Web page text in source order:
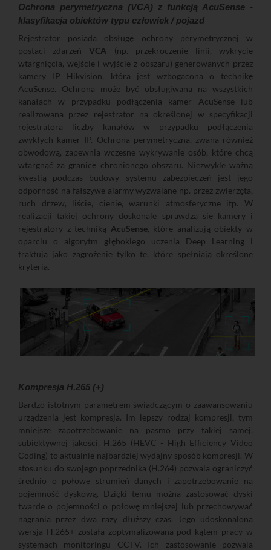
Ochrona perymetryczna (VCA) z funkcją AcuSense -
klasyfikacja obiektów typu człowiek / pojazd
Rejestrator posiada obsługę ochrony perymetrycznej w
postaci zdarzeńVCA (np. przekroczenie linii, wykrycie
wtargnięcia, wejście i wyjście z obszaru) generowanych przez
kamery IP Hikvision, która jest wzbogacona o technikę
AcuSense. Ochrona może być obsługiwana na wszystkich
kanałach w przypadku podłączenia kamer AcuSense lub
realizowana przez rejestrator na określonej w specyfikacji
rejestratora liczby kanałów w przypadku podłączenia
zwykłych kamer IP. Ochrona perymetryczna, zwana również
obwodową, zapewnia wczesne wykrywanie osób, które chcą
wtargnąć za granicę chronionego obszaru. Niezwykle ważną
kwestią podczas budowy systemu zabezpieczeń jest jego
odporność na fałszywe alarmy wyzwalane np. przez zwierzęta,
ruch drzew, liście, cienie, warunki atmosferyczne itp. W
realizacji takiej ochrony doskonale sprawdzą się kamery i
rejestratory z techniką AcuSense, które analizują obiekty w
oparciu o algorytm głębokiego uczenia Deep Learning i
traktują jako zagrożenie tylko te, które spełniają określone
kryteria.
Kompresja H.265 (+)
Bardzo istotnym parametrem świadczącym o zaawansowaniu
urządzenia jest kompresja. Im lepszy rodzaj kompresji, tym
mniejsze zapotrzebowanie na pasmo przy takiej samej,
subiektywnej jakości. H.265 (HEVC - High Efficiency Video
Coding) to aktualnie najbardziej wydajny sposób kompresji. W
stosunku do swojego poprzednika (H.264) pozwala ograniczyć
średnio o połowę strumień danych i zapotrzebowanie na
pojemność dyskową. Dzięki temu można zastosować dyski
twarde o pojemności o połowę mniejszej lub przechowywać
nagrania przez dwa razy dłuższy czas. Jego udoskonalona
wersja H.265+ została zoptymalizowana pod kątem pracy w
systemach monitoringu CCTV. Ich zastosowanie pozwala